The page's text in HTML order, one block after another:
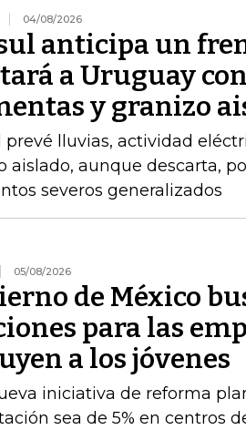
04/08/2026
anticipa un
a Uruguay
y granizo
prevé lluvias, actividad
aislado, aunque descarta,
severos generalizados
05/08/2026
de México
para las
a los jóvenes
iniciativa de reforma
sea de 5% en centros